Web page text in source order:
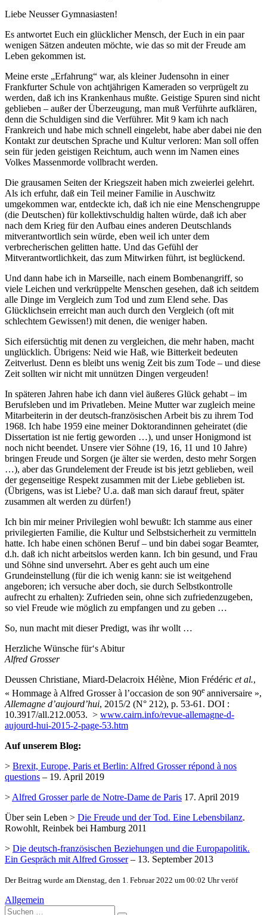
Liebe Neusser Gymnasiasten!
Es antwortet Euch ein glücklicher Mensch, der Euch in ein paar
wenigen Sätzen andeuten möchte, wie das so mit der Freude am
Leben gekommen ist.
Meine erste „Erfahrung“ war, als kleiner Judensohn in einer
Frankfurter Schule von achtjährigen Kameraden so verprügelt zu
werden, daß ich ins Krankenhaus mußte. Geistige Spuren sind nicht
geblieben – außer der Überzeugung, man muß Verführte aufklären,
denn die Schuldigen sind die Verführer. Mit 9 kam ich nach
Frankreich und habe mich schnell eingelebt, habe aber dabei nie den
Kontakt zur deutschen Sprache und Kultur verloren: Man soll offen
sein für jeden geistigen Reichtum, auch wenn im Namen eines
Volkes Massenmorde vollbracht werden.
Die grausamen Seiten der Kriegszeit haben mich zweierlei gelehrt.
Als ich erfuhr, daß ein Teil meiner Familie in Auschwitz
umgekommen war, entdeckte ich, daß ich nie eine Menschengruppe
(die Deutschen) für kollektivschuldig halten würde, daß ich aber
nach dem Krieg für den Aufbau eines anderen Deutschlands
mitverantwortlich sein würde, eben weil ich unter dem
verbrecherischen gelitten hatte. Und das Gefühl der
Mitverantwortlichkeit, das zum Mitwirken führt, ist beglückend.
Und dann habe ich in Marseille, nach einem Bombenangriff, so
viele Leichen und verkrüppelte Menschen gesehen, daß ich seitdem
alle Dinge im Vergleich zum Tod und zum Elend sehe. Das
Glücklichsein erreicht man auch durch den Vergleich (oft mit
schlechtem Gewissen!) mit denen, die weniger haben.
Sich eifersüchtig mit denen zu vergleichen, die mehr haben, macht
unglücklich. Übrigens: Neid wie Haß, wie Bitterkeit bedeuten
Zeitverlust. Denn es bleibt uns wenig Zeit bis zum Tode – und diese
Zeit sollten wir nicht mit unnützen Dingen vergeuden!
In späteren Jahren habe ich dann viel äußeres Glück gehabt – im
Berufsleben und im Privatleben. Meine Mutter war zugleich meine
Mitarbeiterin in der deutsch-französischen Arbeit bis zu ihrem Tod
1968. Ich habe 1959 eine meiner Doktorandinnen geheiratet (die
Dissertation ist nie fertig geworden …), und unser Honigmond ist
noch nicht beendet. Unsere vier Söhne (19, 16, 11 und 10 Jahre)
bringen Freude und Sorgen (je älter sie werden, desto mehr Sorgen
…), aber das Grundelement der Freude ist bis jetzt geblieben, weil
der gegenseitige Respekt zusammen mit der Liebe geblieben ist.
(Übrigens, was ist Liebe? U.a. daß man sich darauf freut, später
zusammen alt werden zu dürfen!)
Ich bin mir meiner Privilegien wohl bewußt: Ich stamme aus einer
privilegierten Familie, die Kultur und Selbstsicherheit zu vermitteln
hatte. Ich habe einen schönen Beruf – und bin dabei sogar Beamter,
d.h. daß ich nicht arbeitslos werden kann. Ich bin gesund, und Frau
und Söhne sind unversehrt. Aber es geht auch um eine
Grundeinstellung (für die ich wenig kann: sie ist weitgehend
angeboren; ich versuche aber doch, sie durch Selbstkontrolle
aufrecht zu erhalten): Zufrieden sein, ohne sich zufriedenzugeben,
so viel Freude wie möglich zu empfangen und zu geben …
So, nun macht mit dieser Predigt, was ihr wollt …
Herzliche Wünsche für‘s Abitur
Alfred Grosser
Deussen Christiane, Miard-Delacroix Hélène, Mion Frédéric et al.,
« Hommage à Alfred Grosser à l’occasion de son 90e anniversaire »,
Allemagne d’aujourd’hui, 2015/2 (N° 212), p. 53-61. DOI :
10.3917/all.212.0053. > www.cairn.info/revue-allemagne-d-
aujourd-hui-2015-2-page-53.htm
Auf unserem Blog:
> Brexit, Europe, Paris et Berlin: Alfred Grosser répond à nos
questions – 19. April 2019
> Alfred Grosser parle de Notre-Dame de Paris 17. April 2019
Über sein Leben > Die Freude und der Tod. Eine Lebensbilanz.
Rowohlt, Reinbek bei Hamburg 2011
> Die deutsch-französischen Beziehungen und die Europapolitik.
Ein Gespräch mit Alfred Grosser– 13. September 2013
Der Beitrag wurde am Dienstag, den 1. Februar 2022 um 00:02 Uhr veröf
Allgemein
Suche